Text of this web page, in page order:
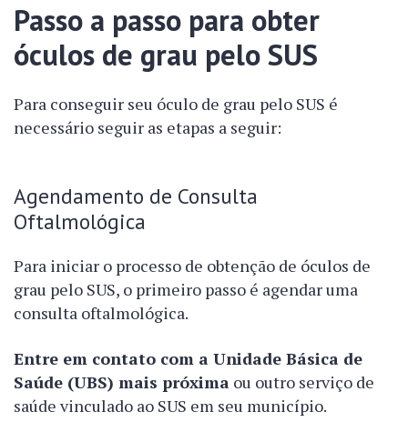
Passo a passo para obter
óculos de grau pelo SUS
Para conseguir seu óculo de grau pelo SUS é
necessário seguir as etapas a seguir:
Agendamento de Consulta
Oftalmológica
Para iniciar o processo de obtenção de óculos de
grau pelo SUS, o primeiro passo é agendar uma
consulta oftalmológica.
Entre em contato com a Unidade Básica de
Saúde (UBS) mais próxima ou outro serviço de
saúde vinculado ao SUS em seu município.